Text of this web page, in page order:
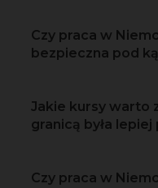
Czy praca w
bezpieczna pod
Jakie kursy warto
granicą była lepiej
Czy praca w